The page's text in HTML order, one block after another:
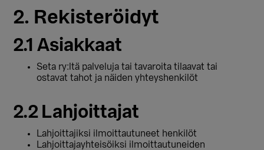
2. Rekisteröidyt
2.1 Asiakkaat
Seta ry:ltä palveluja tai tavaroita tilaavat tai
ostavat tahot ja näiden yhteyshenkilöt
2.2 Lahjoittajat
Lahjoittajiksi ilmoittautuneet henkilöt
Lahjoittajayhteisöiksi ilmoittautuneiden